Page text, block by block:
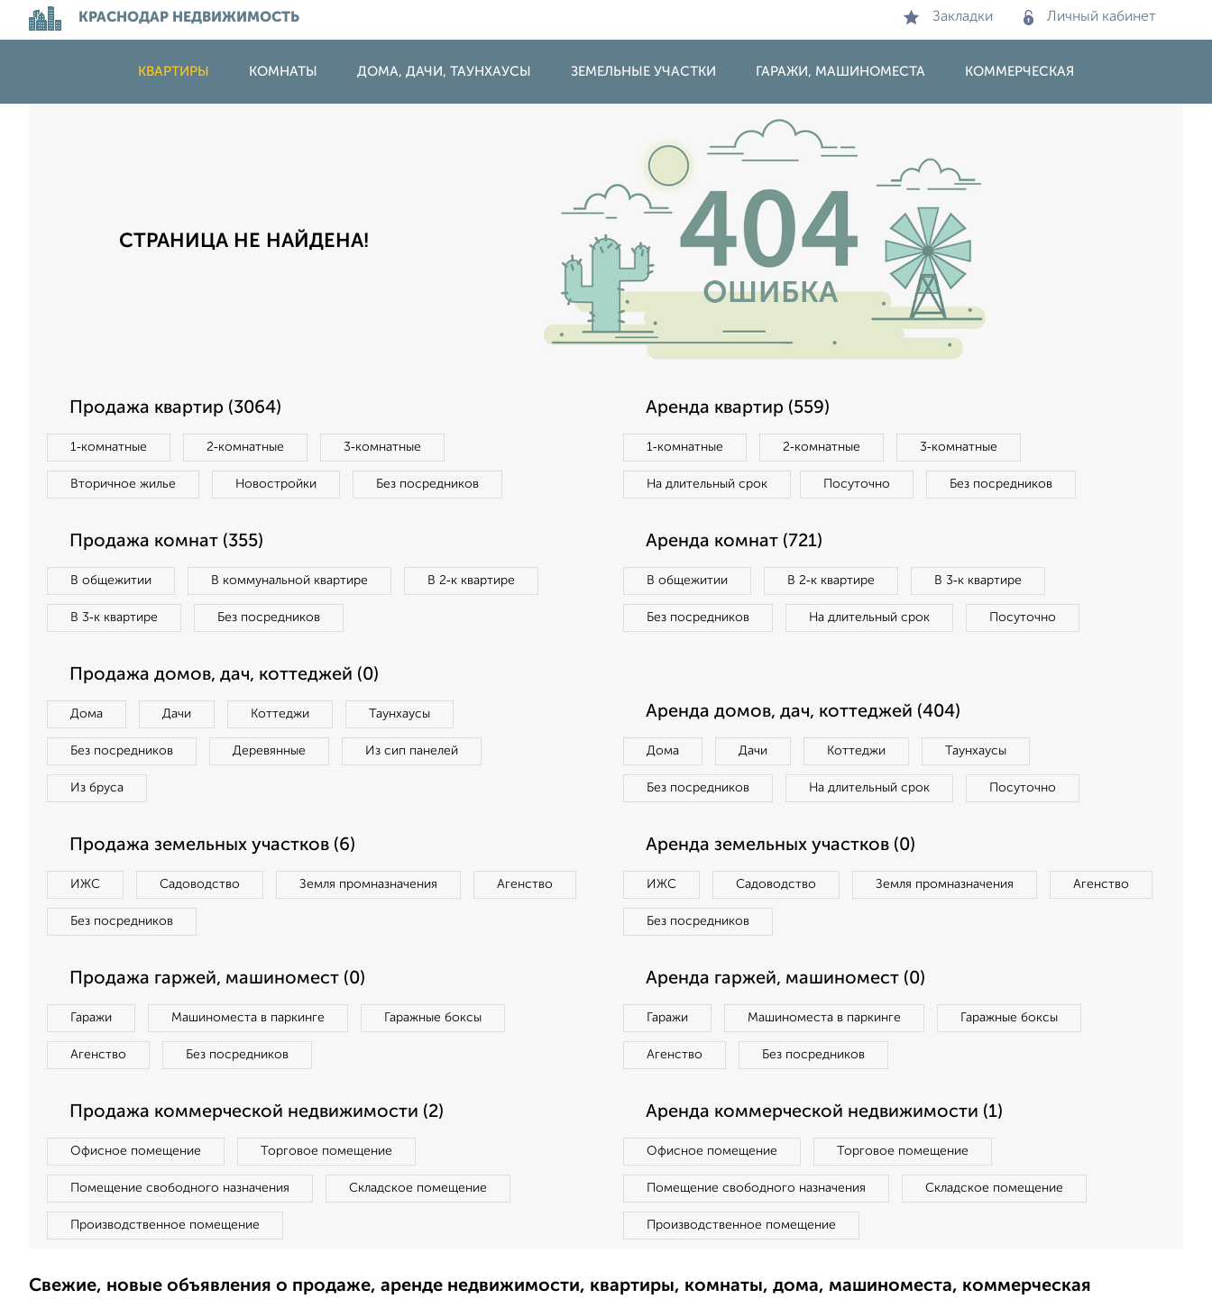
КРАСНОДАР НЕДВИЖИМОСТЬ Закладки Личный кабинет
КВАРТИРЫ КОМНАТЫ ДОМА, ДАЧИ, ТАУНХАУСЫ ЗЕМЕЛЬНЫЕ УЧАСТКИ ГАРАЖИ, МАШИНОМЕСТА КОММЕРЧЕСКАЯ
СТРАНИЦА НЕ НАЙДЕНА!
Продажа квартир (3064)
1‑комнатные 2‑комнатные 3‑комнатные
Вторичное жилье Новостройки Без посредников
Аренда квартир (559)
1‑комнатные 2‑комнатные 3‑комнатные
На длительный срок Посуточно Без посредников
Продажа комнат (355)
В общежитии В коммунальной квартире В 2‑к квартире
В 3‑к квартире Без посредников
Аренда комнат (721)
В общежитии В 2‑к квартире В 3‑к квартире
Без посредников На длительный срок Посуточно
Продажа домов, дач, коттеджей (0)
Дома Дачи Коттеджи Таунхаусы
Без посредников Деревянные Из сип панелей
Из бруса
Аренда домов, дач, коттеджей (404)
Дома Дачи Коттеджи Таунхаусы
Без посредников На длительный срок Посуточно
Продажа земельных участков (6)
ИЖС Садоводство Земля промназначения Агенство
Без посредников
Аренда земельных участков (0)
ИЖС Садоводство Земля промназначения Агенство
Без посредников
Продажа гаржей, машиномест (0)
Гаражи Машиноместа в паркинге Гаражные боксы
Агенство Без посредников
Аренда гаржей, машиномест (0)
Гаражи Машиноместа в паркинге Гаражные боксы
Агенство Без посредников
Продажа коммерческой недвижимости (2)
Офисное помещение Торговое помещение
Помещение свободного назначения Складское помещение
Производственное помещение
Аренда коммерческой недвижимости (1)
Офисное помещение Торговое помещение
Помещение свободного назначения Складское помещение
Производственное помещение
Свежие, новые объявления о продаже, аренде недвижимости, квартиры, комнаты, дома, машиноместа, коммерческая